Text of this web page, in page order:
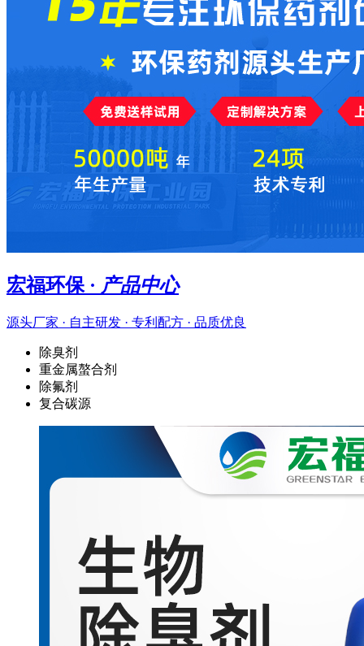
宏福环保 · 产品中心
源头厂家 · 自主研发 · 专利配方 · 品质优良
除臭剂
重金属螯合剂
除氟剂
复合碳源